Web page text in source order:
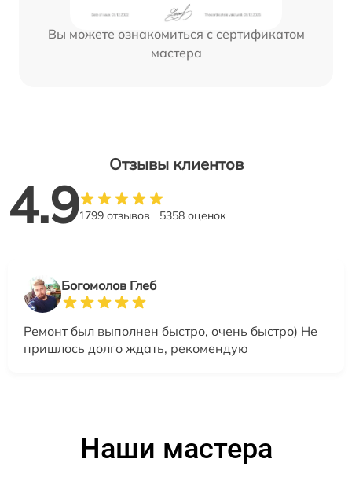
Вы можете ознакомиться с сертификатом
мастера
Отзывы клиентов
4.91799 отзывов 5358 оценок
Богомолов Глеб
Ремонт был выполнен быстро, очень быстро) Не
пришлось долго ждать, рекомендую
Наши мастера